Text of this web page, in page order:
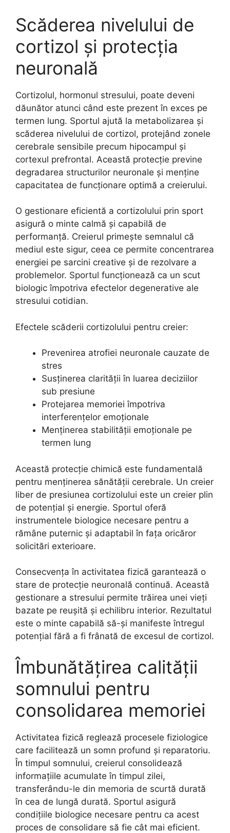
Scăderea nivelului de
cortizol și protecția
neuronală
Cortizolul, hormonul stresului, poate deveni
dăunător atunci când este prezent în exces pe
termen lung. Sportul ajută la metabolizarea și
scăderea nivelului de cortizol, protejând zonele
cerebrale sensibile precum hipocampul și
cortexul prefrontal. Această protecție previne
degradarea structurilor neuronale și menține
capacitatea de funcționare optimă a creierului.
O gestionare eficientă a cortizolului prin sport
asigură o minte calmă și capabilă de
performanță. Creierul primește semnalul că
mediul este sigur, ceea ce permite concentrarea
energiei pe sarcini creative și de rezolvare a
problemelor. Sportul funcționează ca un scut
biologic împotriva efectelor degenerative ale
stresului cotidian.
Efectele scăderii cortizolului pentru creier:
Prevenirea atrofiei neuronale cauzate de
stres
Susținerea clarității în luarea deciziilor
sub presiune
Protejarea memoriei împotriva
interferențelor emoționale
Menținerea stabilității emoționale pe
termen lung
Această protecție chimică este fundamentală
pentru menținerea sănătății cerebrale. Un creier
liber de presiunea cortizolului este un creier plin
de potențial și energie. Sportul oferă
instrumentele biologice necesare pentru a
rămâne puternic și adaptabil în fața oricăror
solicitări exterioare.
Consecvența în activitatea fizică garantează o
stare de protecție neuronală continuă. Această
gestionare a stresului permite trăirea unei vieți
bazate pe reușită și echilibru interior. Rezultatul
este o minte capabilă să-și manifeste întregul
potențial fără a fi frânată de excesul de cortizol.
Îmbunătățirea calității
somnului pentru
consolidarea memoriei
Activitatea fizică reglează procesele fiziologice
care facilitează un somn profund și reparatoriu.
În timpul somnului, creierul consolidează
informațiile acumulate în timpul zilei,
transferându-le din memoria de scurtă durată
în cea de lungă durată. Sportul asigură
condițiile biologice necesare pentru ca acest
proces de consolidare să fie cât mai eficient.